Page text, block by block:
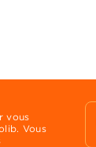
vous
Vous